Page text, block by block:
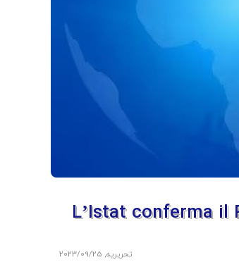
L’Istat conferma il
تحریریه,
2023/09/25